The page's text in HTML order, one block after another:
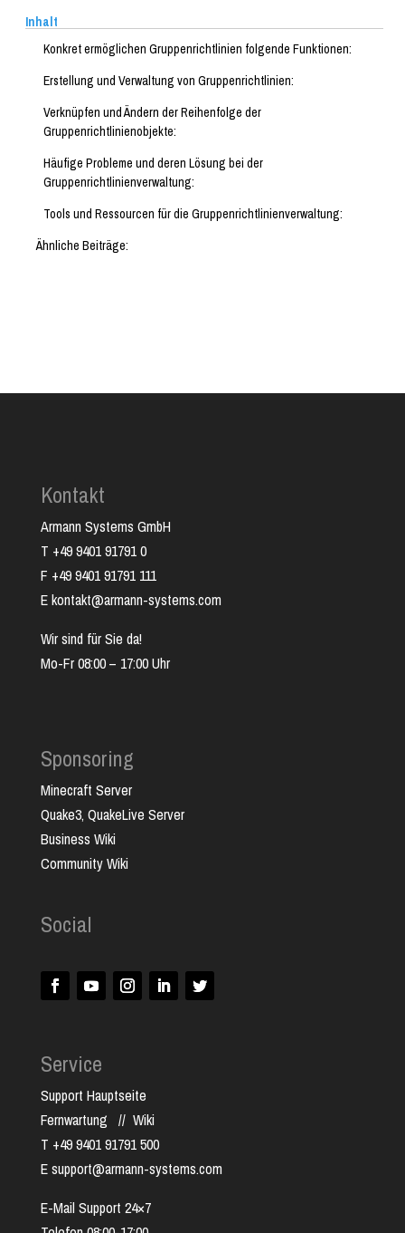
Inhalt
Konkret ermöglichen Gruppenrichtlinien folgende Funktionen:
Erstellung und Verwaltung von Gruppenrichtlinien:
Verknüpfen und Ändern der Reihenfolge der
Gruppenrichtlinienobjekte:
Häufige Probleme und deren Lösung bei der
Gruppenrichtlinienverwaltung:
Tools und Ressourcen für die Gruppenrichtlinienverwaltung:
Ähnliche Beiträge:
Kontakt
Armann Systems GmbH
T +49 9401 91791 0
F +49 9401 91791 111
E kontakt@armann-systems.com
Wir sind für Sie da!
Mo-Fr 08:00 – 17:00 Uhr
Sponsoring
Minecraft Server
Quake3, QuakeLive Server
Business Wiki
Community Wiki
Social
Service
Support Hauptseite
Fernwartung // Wiki
T +49 9401 91791 500
E support@armann-systems.com
E-Mail Support 24×7